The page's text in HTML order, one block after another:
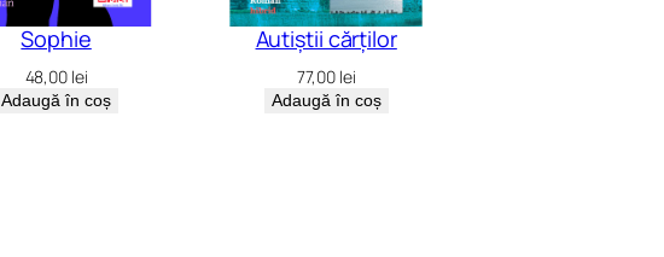
Sophie
48,00 lei
Adaugă în coș
Autiștii cărților
77,00 lei
Adaugă în coș